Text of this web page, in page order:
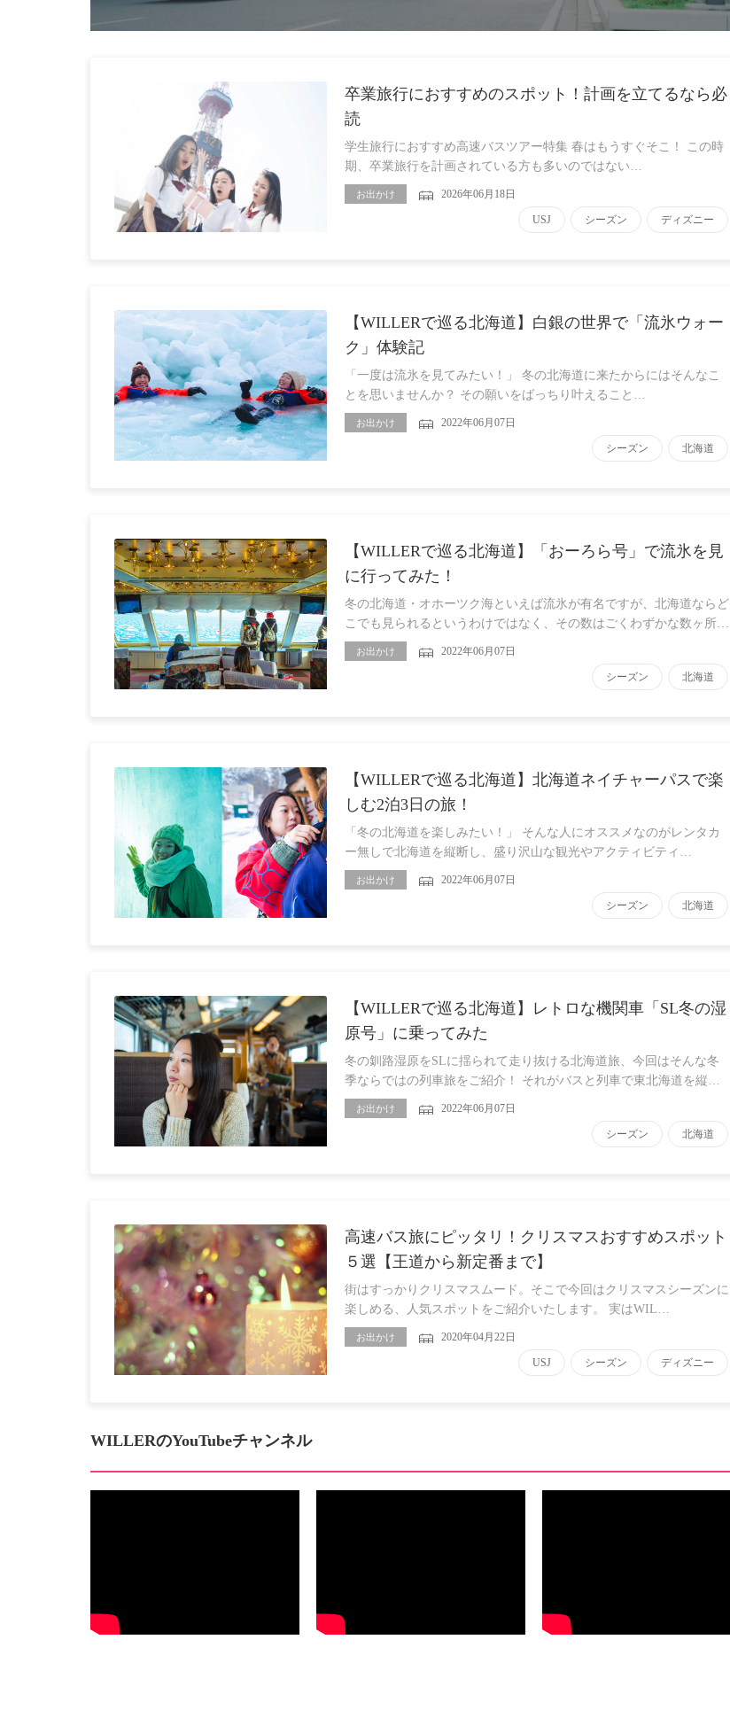
卒業旅行におすすめのスポット！計画を立てるなら必
読
学生旅行におすすめ高速バスツアー特集 春はもうすぐそこ！ この時
期、卒業旅行を計画されている方も多いのではない…
お出かけ 2026年06月18日
USJ シーズン ディズニー
【WILLERで巡る北海道】白銀の世界で「流氷ウォー
ク」体験記
「一度は流氷を見てみたい！」 冬の北海道に来たからにはそんなこ
とを思いませんか？ その願いをばっちり叶えること…
お出かけ 2022年06月07日
シーズン 北海道
【WILLERで巡る北海道】「おーろら号」で流氷を見
に行ってみた！
冬の北海道・オホーツク海といえば流氷が有名ですが、北海道ならど
こでも見られるというわけではなく、その数はごくわずかな数ヶ所…
お出かけ 2022年06月07日
シーズン 北海道
【WILLERで巡る北海道】北海道ネイチャーパスで楽
しむ2泊3日の旅！
「冬の北海道を楽しみたい！」 そんな人にオススメなのがレンタカ
ー無しで北海道を縦断し、盛り沢山な観光やアクティビティ…
お出かけ 2022年06月07日
シーズン 北海道
【WILLERで巡る北海道】レトロな機関車「SL冬の湿
原号」に乗ってみた
冬の釧路湿原をSLに揺られて走り抜ける北海道旅、今回はそんな冬
季ならではの列車旅をご紹介！ それがバスと列車で東北海道を縦…
お出かけ 2022年06月07日
シーズン 北海道
高速バス旅にピッタリ！クリスマスおすすめスポット
５選【王道から新定番まで】
街はすっかりクリスマスムード。そこで今回はクリスマスシーズンに
楽しめる、人気スポットをご紹介いたします。 実はWIL…
お出かけ 2020年04月22日
USJ シーズン ディズニー
WILLERのYouTubeチャンネル